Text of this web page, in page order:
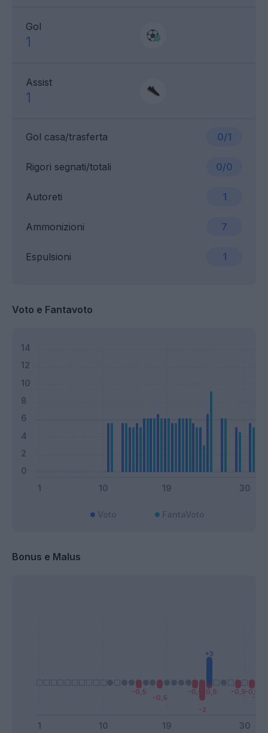
Gol
1
Assist
1
Gol casa/trasferta 0/1
Ammonizioni 7
Rigori segnati/totali 0/0
Espulsioni 1
Autoreti 1
Voto e Fantavoto
Bonus e Malus